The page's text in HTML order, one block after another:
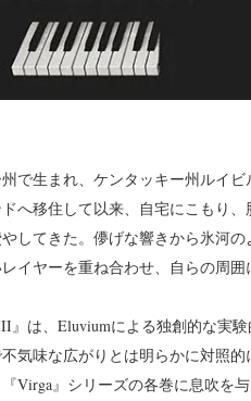
で生まれ、ケンタッキー州ルイ
へ移住して以来、自宅にこもり
してきた。儚げな響きから氷河
イヤーを重ね合わせ、自らの周
』は、Eluviumによる独創的な実
気味な広がりとは明らかに対照
Virga』シリーズの各巻に息吹を